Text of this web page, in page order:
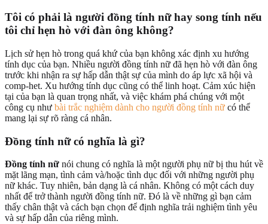
Tôi có phải là người đồng tính nữ hay song tính nếu
tôi chỉ hẹn hò với đàn ông không?
Lịch sử hẹn hò trong quá khứ của bạn không xác định xu hướng
tính dục của bạn. Nhiều người đồng tính nữ đã hẹn hò với đàn ông
trước khi nhận ra sự hấp dẫn thật sự của mình do áp lực xã hội và
comp-het. Xu hướng tính dục cũng có thể linh hoạt. Cảm xúc hiện
tại của bạn là quan trọng nhất, và việc khám phá chúng với một
công cụ như bài trắc nghiệm dành cho người đồng tính nữ có thể
mang lại sự rõ ràng cá nhân.
Đồng tính nữ có nghĩa là gì?
Đồng tính nữ nói chung có nghĩa là một người phụ nữ bị thu hút về
mặt lãng mạn, tình cảm và/hoặc tình dục đối với những người phụ
nữ khác. Tuy nhiên, bản dạng là cá nhân. Không có một cách duy
nhất để trở thành người đồng tính nữ. Đó là về những gì bạn cảm
thấy chân thật và cách bạn chọn để định nghĩa trải nghiệm tình yêu
và sự hấp dẫn của riêng mình.